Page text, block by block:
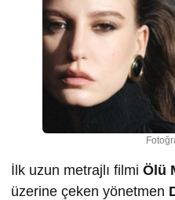
İlk uzun metrajlı filmi Ölü
üzerine çeken yönetmen